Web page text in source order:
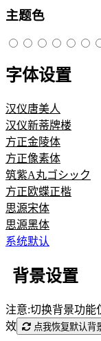
主题色
字体设置
汉仪唐美人
汉仪新蒂牌楼
方正金陵体
方正像素体
筑紫A丸ゴシック
方正欧蝶正楷
思源宋体
思源黑体
系统默认
背景设置
注意:切换背景功能
效
点我恢复默认背